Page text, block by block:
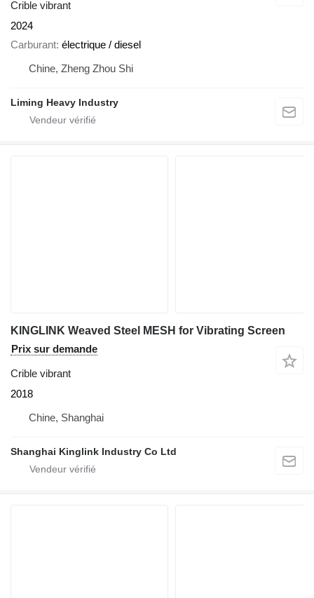
Crible vibrant
2024
Carburant électrique / diesel
Chine, Zheng Zhou Shi
Liming Heavy Industry
KINGLINK Weaved Steel MESH for Vibrating Screen
Prix sur demande
Crible vibrant
2018
Chine, Shanghai
Shanghai Kinglink Industry Co Ltd